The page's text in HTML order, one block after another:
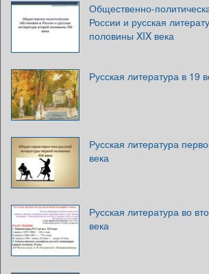
Общественно-
России и русская
половины XIX века
Русская литература в 19
Русская литература
века
Русская литература во
века